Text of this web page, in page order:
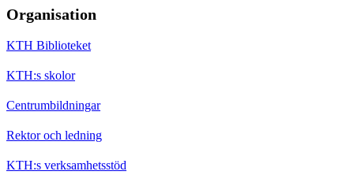
Organisation
KTH Biblioteket
KTH:s skolor
Centrumbildningar
Rektor och ledning
KTH:s verksamhetsstöd